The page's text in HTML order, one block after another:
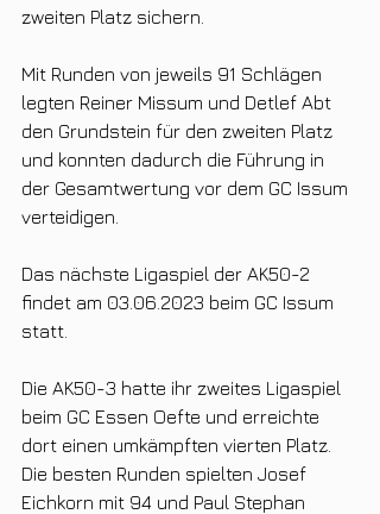
zweiten Platz sichern.
Mit Runden von jeweils 91 Schlägen
legten Reiner Missum und Detlef Abt
den Grundstein für den zweiten Platz
und konnten dadurch die Führung in
der Gesamtwertung vor dem GC Issum
verteidigen.
Das nächste Ligaspiel der AK50-2
findet am 03.06.2023 beim GC Issum
statt.
Die AK50-3 hatte ihr zweites Ligaspiel
beim GC Essen Oefte und erreichte
dort einen umkämpften vierten Platz.
Die besten Runden spielten Josef
Eichkorn mit 94 und Paul Stephan